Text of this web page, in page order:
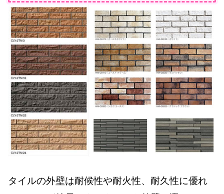
タイルの外壁は耐候性や耐火性、耐久性に優れ